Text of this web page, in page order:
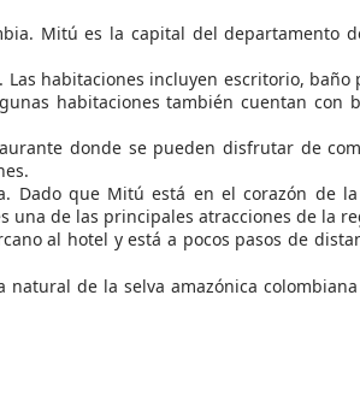
Mitú es la capital del departamento
habitaciones incluyen escritorio,
habitaciones también cuentan con
donde se pueden disfrutar de
que Mitú está en el corazón de
una de las principales atracciones de la
al hotel y está a pocos pasos de
natural de la selva amazónica